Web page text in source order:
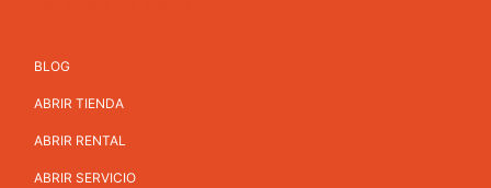
BLOG
ABRIR TIENDA
ABRIR RENTAL
ABRIR SERVICIO